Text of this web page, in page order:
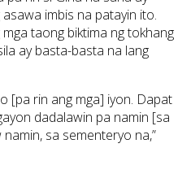
imbis na patayin ito.
taong biktima ng tokhang
ay basta-basta na lang
[pa rin ang mga] iyon. Dapat
dadalawin pa namin [sa
sa sementeryo na,”